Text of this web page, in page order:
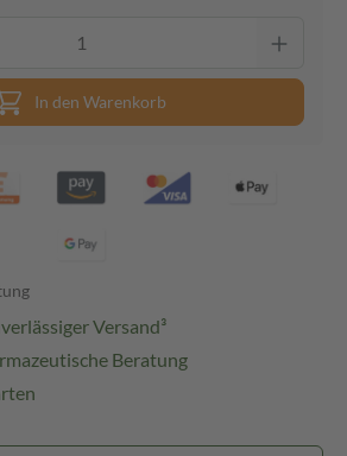
In den Warenkorb
Versand³
Beratung